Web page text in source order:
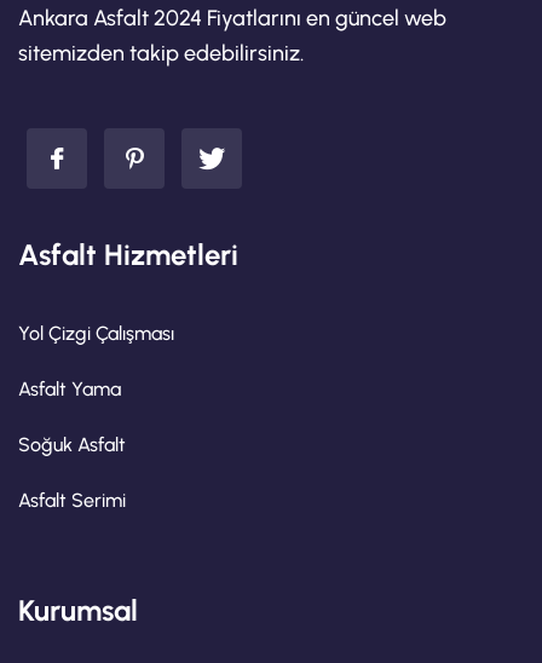
Ankara Asfalt 2024 Fiyatlarını en güncel web
sitemizden takip edebilirsiniz.
Asfalt Hizmetleri
Yol Çizgi Çalışması
Asfalt Yama
Soğuk Asfalt
Asfalt Serimi
Kurumsal